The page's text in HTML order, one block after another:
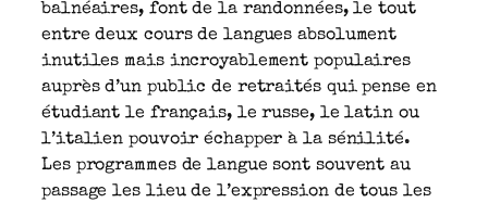
balnéaires, font de la randonnées, le tout
entre deux cours de langues absolument
inutiles mais incroyablement populaires
auprès d’un public de retraités qui pense en
étudiant le français, le russe, le latin ou
l’italien pouvoir échapper à la sénilité.
Les programmes de langue sont souvent au
passage les lieu de l’expression de tous les